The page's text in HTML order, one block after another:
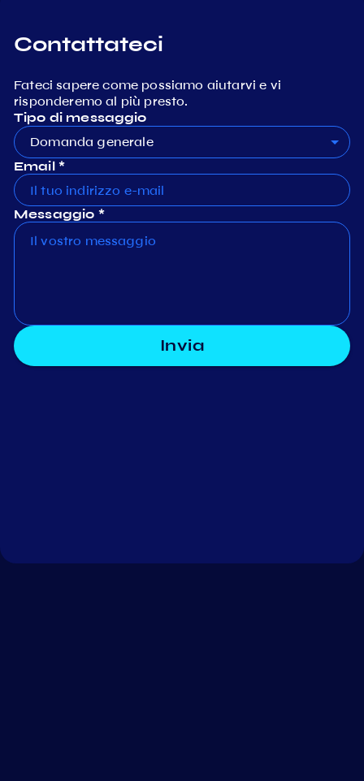
Contattateci
Fateci sapere come possiamo aiutarvi e vi
risponderemo al più presto.
Tipo di messaggio
Domanda generale
Email *
Messaggio *
Invia